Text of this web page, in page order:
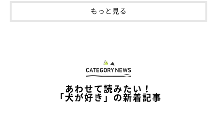
もっと見る
あわせて読みたい！
「犬が好き」の新着記事